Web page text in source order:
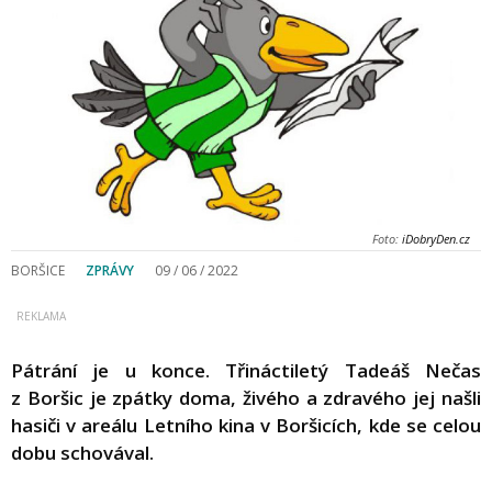
Foto: iDobryDen.cz
BORŠICE ZPRÁVY 09 / 06 / 2022
Pátrání je u konce. Třináctiletý Tadeáš Nečas
z Boršic je zpátky doma, živého a zdravého jej našli
hasiči v areálu Letního kina v Boršicích, kde se celou
dobu schovával.